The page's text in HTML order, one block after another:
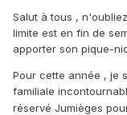
Salut à tous ,
limite est en fin de
apporter son pique-
Pour cette année , je
familiale
réservé Jumièges